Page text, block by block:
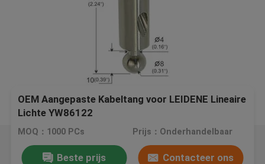
OEM Aangepaste Kabeltang voor LEIDENE Lineaire
Lichte YW86122
MOQ：1000 PCs Prijs：Onderhandelbaar
Beste prijs Contacteer ons